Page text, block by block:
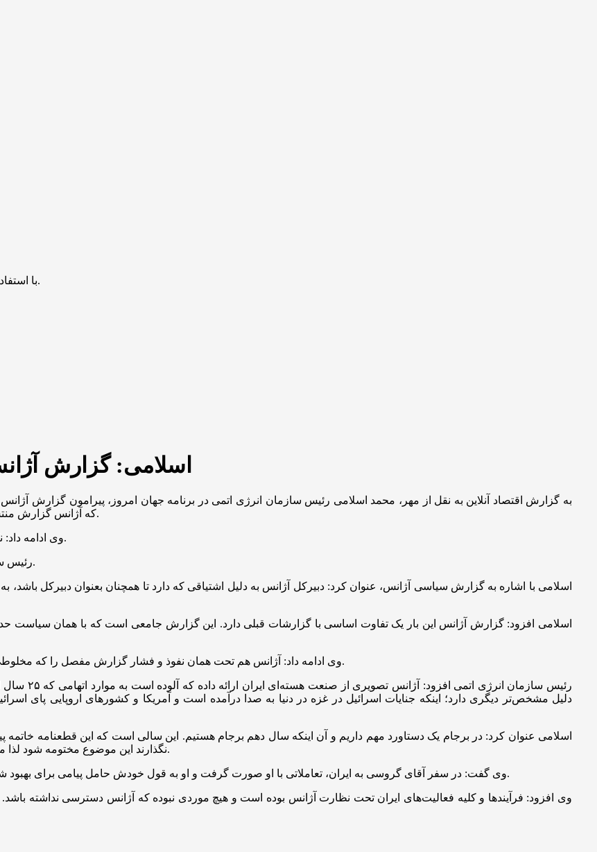
با استفاده از روش‌های زیر می‌توانید این صفحه را با دوستان خود به اشتراک بگذارید.
اسلامی: گزارش
به گزارش اقتصاد آنلاین به نقل از مهر، محمد اسلامی رئیس سازمان انرژی اتمی در برنامه جهان امروز، پیرامون گزارش
که آژانس گزارش منتشر می‌کند، گزارش تشریحی تهیه می‌کنیم و در سایت آژانس قرار می‌دهیم.
وی ادامه داد: نکته مهم اینکه هر سه ماه یکبار که آژانس گزارش می‌دهد ما پاسخ می‌دهیم.
رئیس سازمان انرژی اتمی افزود: روز گذشته با وزارت خارجه بیانیه مشترک دادیم.
اسلامی با اشاره به گزارش سیاسی آژانس، عنوان کرد: دبیرکل آژانس به دلیل اشتیاقی که دارد تا همچنان بعنوان دبیرکل
اسلامی افزود: گزارش آژانس این بار یک تفاوت اساسی با گزارشات قبلی دارد. این گزارش جامعی است که با همان سیاست
وی ادامه داد: آژانس هم تحت همان نفوذ و فشار گزارش مفصل را که مخلوطی از همان اتهامات هست تهیه کرده که در اختیار رسانه‌ها قرار گرفته است.
رئیس
دلیل مشخص‌تر دیگری دارد؛ اینکه جنایات اسرائیل در غزه در دنیا به صدا درآمده است و آمریکا و کشورهای اروپایی پای
اسلامی عنوان کرد: در برجام یک دستاورد مهم داریم و آن اینکه سال دهم برجام هستیم. این سالی است که این قطعنامه خاتمه
نگذارند این موضوع مختومه شود لذا می‌بینید که جریان سازی می‌کنند و به دنبال این هستند ما به این تاریخ نرسیم.
وی گفت: در سفر آقای گروسی به ایران، تعاملاتی با او صورت گرفت و او به قول خودش حامل پیامی برای بهبود شرایط بود، اما حتی اجازه ندادند گروسی به وین برسد تا قطعنامه صادر کنند.
وی افزود: فرآیندها و کلیه فعالیت‌های ایران تحت نظارت آژانس بوده است و هیچ موردی نبوده که آژانس دسترسی نداشته باشد.